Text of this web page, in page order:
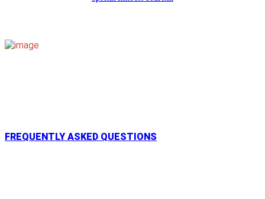
FREQUENTLY ASKED QUESTIONS